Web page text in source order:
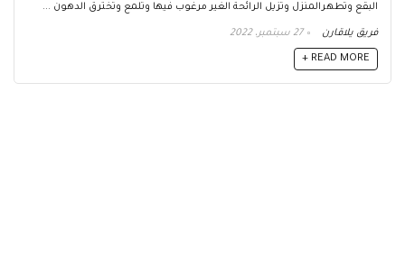
البقع وتطهرالمنزل وتزيل الرائحة الغير مرغوب فيها وتلمع وتخترق الدهون ...
فريق يلاقارن 27 سبتمبر، 2022
READ MORE +